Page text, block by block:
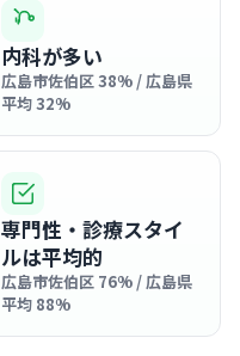
内科が多い
広島市佐伯区 38% / 広島県
平均 32%
専門性・診療スタイ
ルは平均的
広島市佐伯区 76% / 広島県
平均 88%